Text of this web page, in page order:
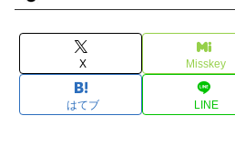
X Misskey
はてブ LINE